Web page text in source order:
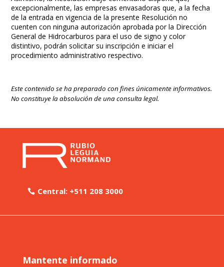
excepcionalmente, las empresas envasadoras que, a la fecha
de la entrada en vigencia de la presente Resolución no
cuenten con ninguna autorización aprobada por la Dirección
General de Hidrocarburos para el uso de signo y color
distintivo, podrán solicitar su inscripción e iniciar el
procedimiento administrativo respectivo.
Este contenido se ha preparado con fines únicamente informativos.
No constituye la absolución de una consulta legal.
Central: +511 208 3000
Mantente informado